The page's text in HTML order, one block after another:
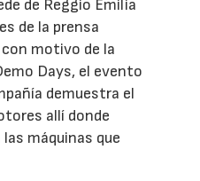
de Reggio Emilia
de la prensa
motivo de la
Days, el evento
demuestra el
allí donde
máquinas que